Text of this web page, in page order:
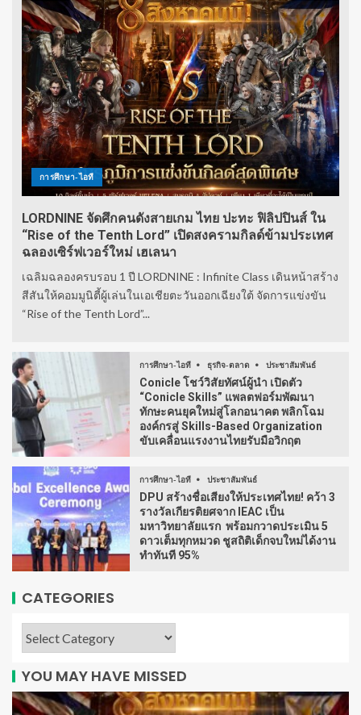
การศึกษา-ไอที
LORDNINE จัดศึกคนดังสายเกม ไทย ปะทะ ฟิลิปปินส์ ใน
“Rise of the Tenth Lord” เปิดสงครามกิลด์ข้ามประเทศ
ฉลองเซิร์ฟเวอร์ใหม่ เฮเลนา
เฉลิมฉลองครบรอบ 1 ปี LORDNINE : Infinite Class เดินหน้าสร้าง
สีสันให้คอมมูนิตี้ผู้เล่นในเอเชียตะวันออกเฉียงใต้ จัดการแข่งขัน
“Rise of the Tenth Lord”...
การศึกษา-ไอที ธุรกิจ-ตลาด ประชาสัมพันธ์
Conicle โชว์วิสัยทัศน์ผู้นำ เปิดตัว
“Conicle Skills” แพลตฟอร์มพัฒนา
ทักษะคนยุคใหม่สู่โลกอนาคต พลิกโฉม
องค์กรสู่ Skills-Based Organization
ขับเคลื่อนแรงงานไทยรับมือวิกฤต
การศึกษา-ไอที ประชาสัมพันธ์
DPU สร้างชื่อเสียงให้ประเทศไทย! คว้า 3
รางวัลเกียรติยศจาก IEAC เป็น
มหาวิทยาลัยแรก พร้อมกวาดประเมิน 5
ดาวเต็มทุกหมวด ชูสถิติเด็กจบใหม่ได้งาน
ทำทันที 95%
CATEGORIES
YOU MAY HAVE MISSED